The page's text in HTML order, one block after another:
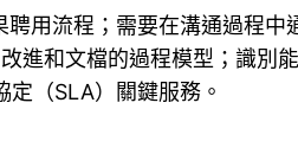
用流程；需要在溝通過程中
進和文檔的過程模型；識別
（SLA）關鍵服務。